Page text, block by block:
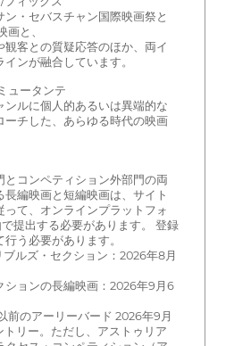
ン・セバスチャン国際映画祭と
画と、
観客との質疑応答のほか、両イ
ンが融合しています。
ュータンテ
ンルに個人的あるいは異端的な
ーチした、あらゆる時代の映画
とコンペティション外部門の両
編映画と短編映画は、サイト
って、オンラインプラットフォ
提出する必要があります。 登録
う必要があります。
ルズ・セクション：2026年8月
ションの長編映画：2026年9月6
前のアーリーバード 2026年9月
トリー。ただし、アストゥリア